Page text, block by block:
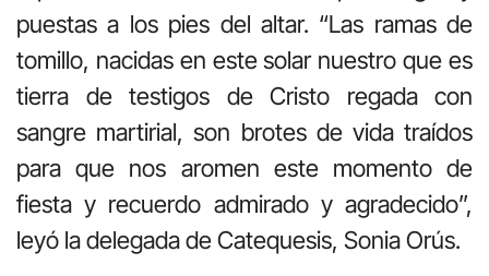
puestas a los pies del altar. “Las ramas de
tomillo, nacidas en este solar nuestro que es
tierra de testigos de Cristo regada con
sangre martirial, son brotes de vida traídos
para que nos aromen este momento de
fiesta y recuerdo admirado y agradecido”,
leyó la delegada de Catequesis, Sonia Orús.